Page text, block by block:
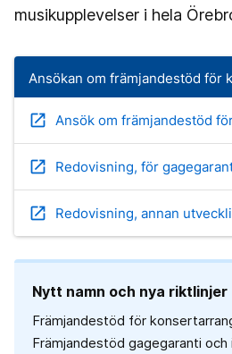
musikupplevelser i hela
Ansökan om främjandestöd för
open_in_new Ansök om främjandestöd
open_in_new Redovisning, för
open_in_new Redovisning, annan
Nytt namn och nya riktlinjer
Främjandestöd för
Främjandestöd gagegaranti och